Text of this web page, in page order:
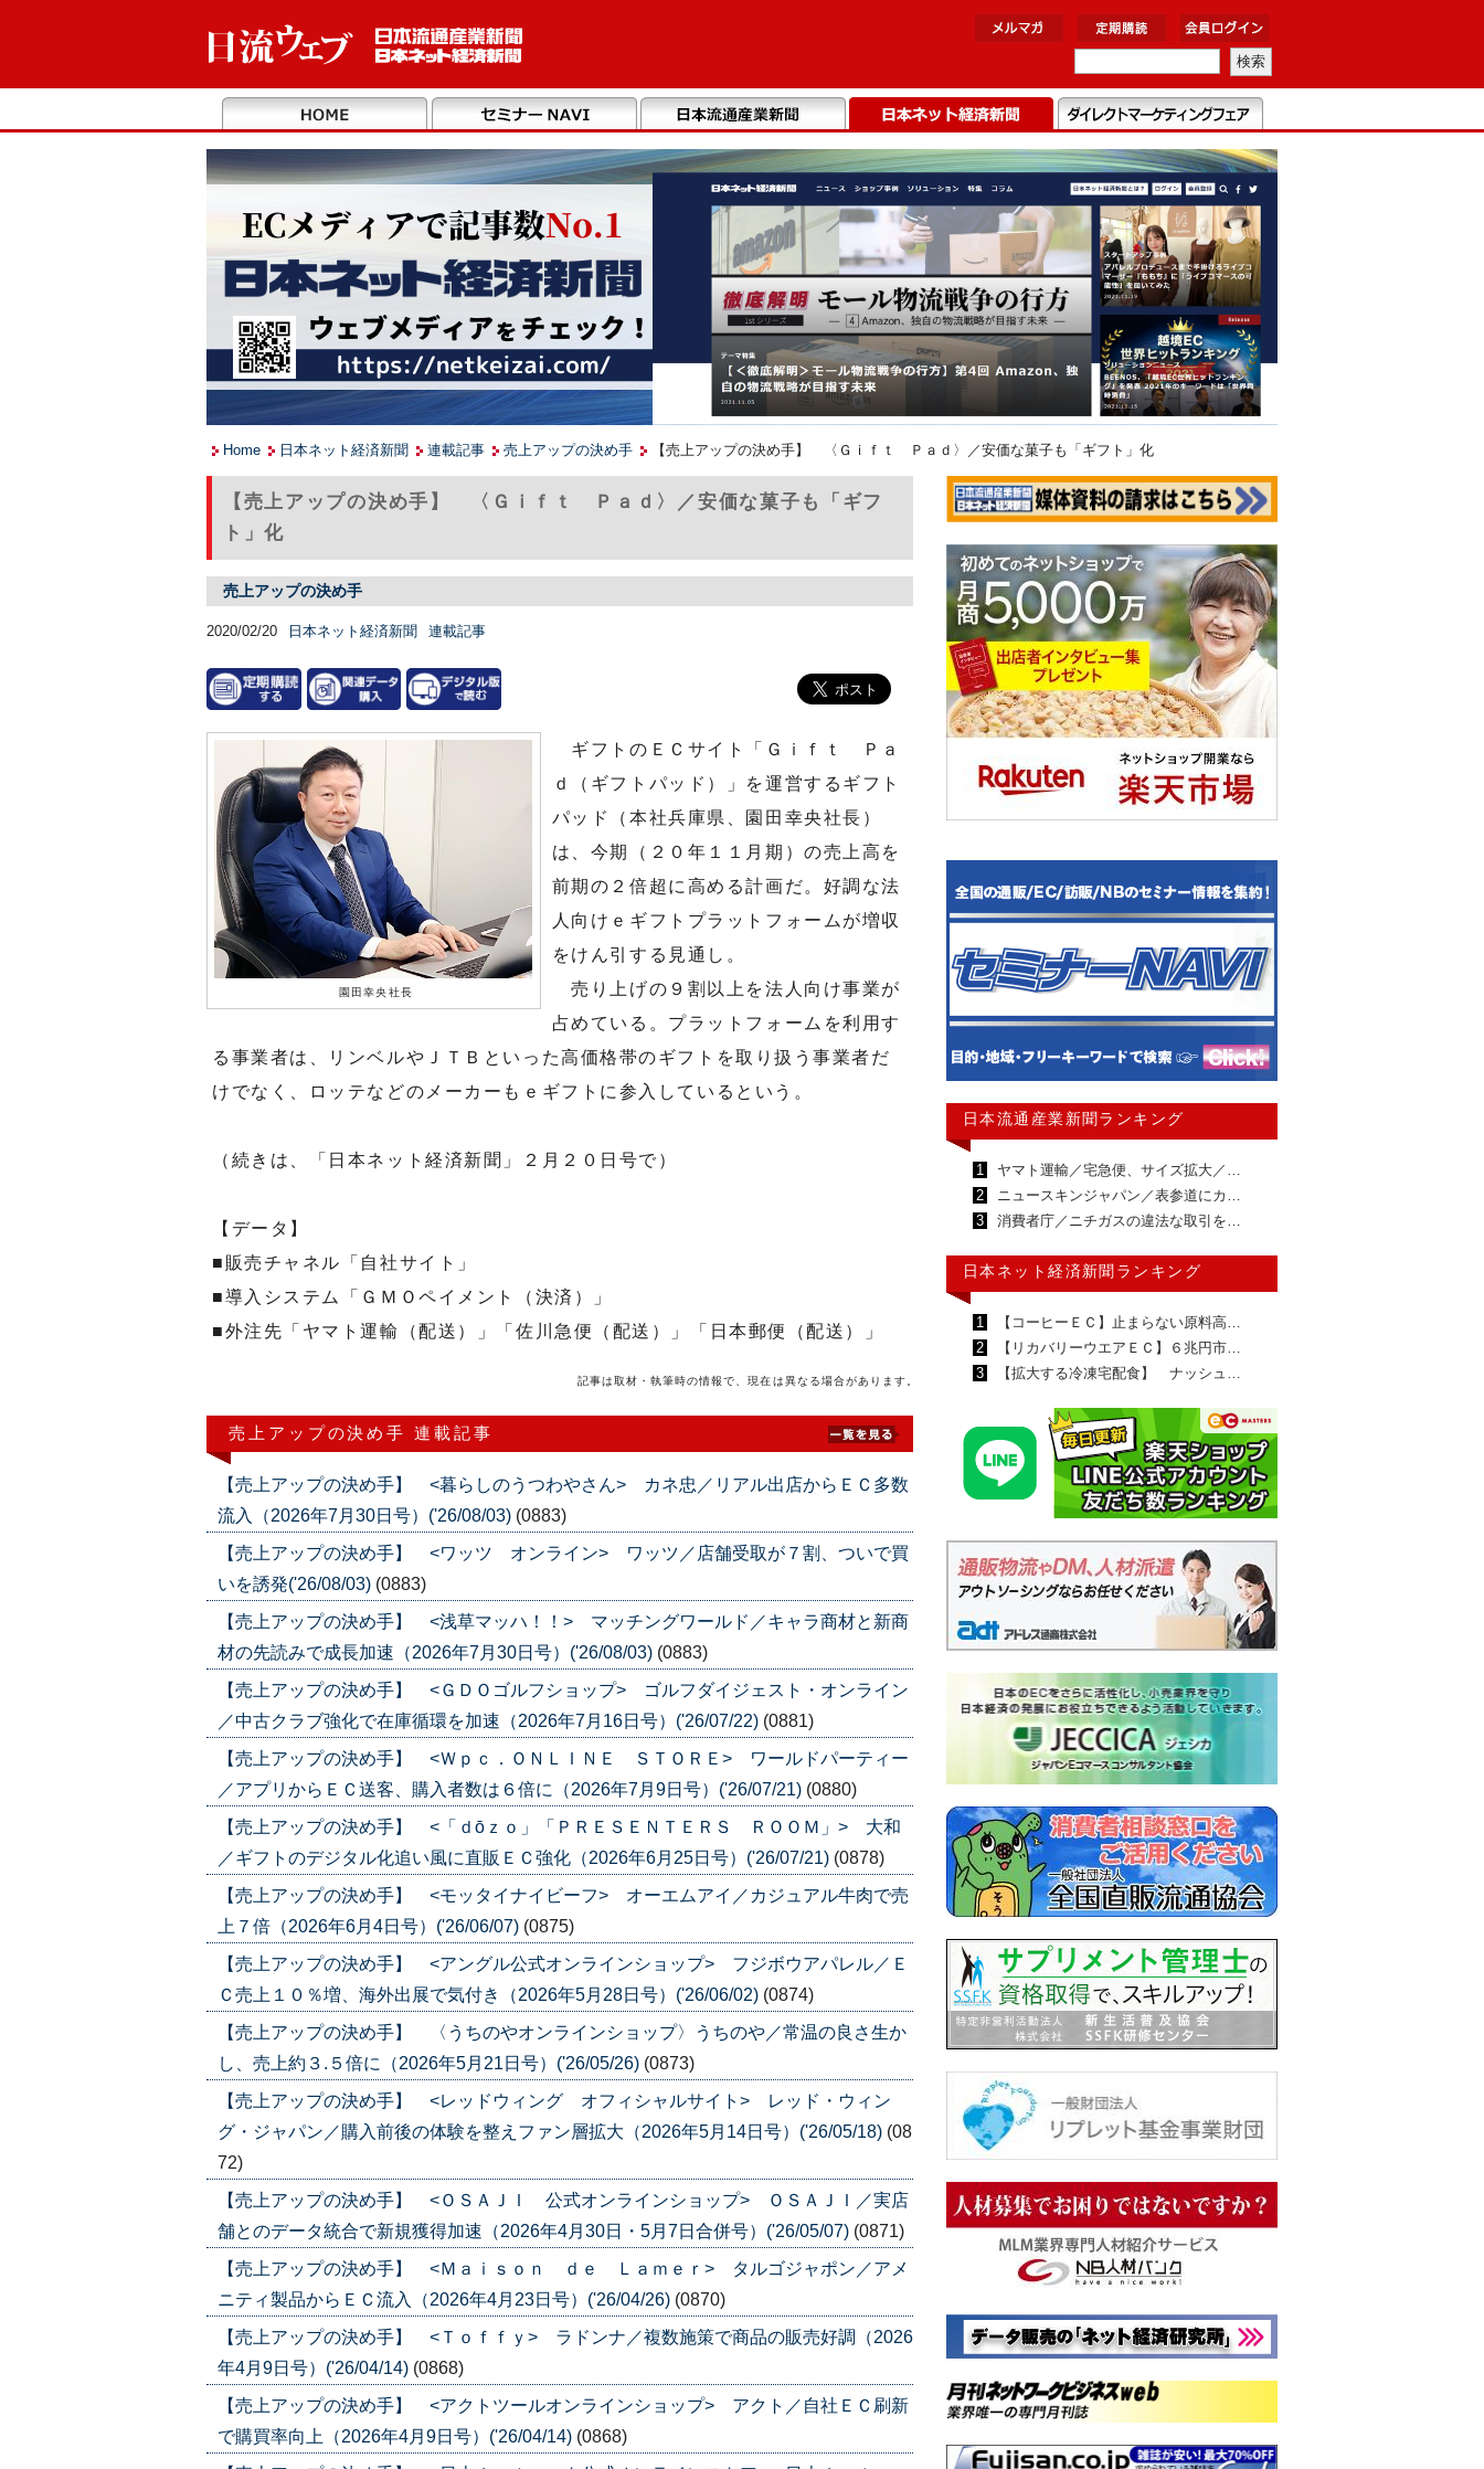
Home 日本ネット経済新聞 連載記事 売上アップの決め手 【売上アップの決め手】 〈Ｇｉｆｔ Ｐａｄ〉／安価な菓子も「ギフト」化
【売上アップの決め手】 〈Ｇｉｆｔ Ｐａｄ〉／安価な菓子も「ギフ
ト」化
売上アップの決め手
2020/02/20 日本ネット経済新聞 連載記事
園田幸央社長
ギフトのＥＣサイト「Ｇｉｆｔ Ｐａ
ｄ（ギフトパッド）」を運営するギフト
パッド（本社兵庫県、園田幸央社長）
は、今期（２０年１１月期）の売上高を
前期の２倍超に高める計画だ。好調な法
人向けｅギフトプラットフォームが増収
をけん引する見通し。
売り上げの９割以上を法人向け事業が
占めている。プラットフォームを利用す
る事業者は、リンベルやＪＴＢといった高価格帯のギフトを取り扱う事業者だ
けでなく、ロッテなどのメーカーもｅギフトに参入しているという。
（続きは、「日本ネット経済新聞」２月２０日号で）
【データ】
■販売チャネル「自社サイト」
■導入システム「ＧＭＯペイメント（決済）」
■外注先「ヤマト運輸（配送）」「佐川急便（配送）」「日本郵便（配送）」
記事は取材・執筆時の情報で、現在は異なる場合があります。
売上アップの決め手 連載記事
【売上アップの決め手】 <暮らしのうつわやさん> カネ忠／リアル出店からＥＣ多数
流入（2026年7月30日号）('26/08/03) (0883)
【売上アップの決め手】 <ワッツ オンライン> ワッツ／店舗受取が７割、ついで買
いを誘発('26/08/03) (0883)
【売上アップの決め手】 <浅草マッハ！！> マッチングワールド／キャラ商材と新商
材の先読みで成長加速（2026年7月30日号）('26/08/03) (0883)
【売上アップの決め手】 <ＧＤＯゴルフショップ> ゴルフダイジェスト・オンライン
／中古クラブ強化で在庫循環を加速（2026年7月16日号）('26/07/22) (0881)
【売上アップの決め手】 <Ｗｐｃ．ＯＮＬＩＮＥ ＳＴＯＲＥ> ワールドパーティー
／アプリからＥＣ送客、購入者数は６倍に（2026年7月9日号）('26/07/21) (0880)
【売上アップの決め手】 <「ｄōｚｏ」「ＰＲＥＳＥＮＴＥＲＳ ＲＯＯＭ」> 大和
／ギフトのデジタル化追い風に直販ＥＣ強化（2026年6月25日号）('26/07/21) (0878)
【売上アップの決め手】 <モッタイナイビーフ> オーエムアイ／カジュアル牛肉で売
上７倍（2026年6月4日号）('26/06/07) (0875)
【売上アップの決め手】 <アングル公式オンラインショップ> フジボウアパレル／Ｅ
Ｃ売上１０％増、海外出展で気付き（2026年5月28日号）('26/06/02) (0874)
【売上アップの決め手】 〈うちのやオンラインショップ〉うちのや／常温の良さ生か
し、売上約３.５倍に（2026年5月21日号）('26/05/26) (0873)
【売上アップの決め手】 <レッドウィング オフィシャルサイト> レッド・ウィン
グ・ジャパン／購入前後の体験を整えファン層拡大（2026年5月14日号）('26/05/18) (08
72)
【売上アップの決め手】 <ＯＳＡＪＩ 公式オンラインショップ> ＯＳＡＪＩ／実店
舗とのデータ統合で新規獲得加速（2026年4月30日・5月7日合併号）('26/05/07) (0871)
【売上アップの決め手】 <Ｍａｉｓｏｎ ｄｅ Ｌａｍｅｒ> タルゴジャポン／アメ
ニティ製品からＥＣ流入（2026年4月23日号）('26/04/26) (0870)
【売上アップの決め手】 <Ｔｏｆｆｙ> ラドンナ／複数施策で商品の販売好調（2026
年4月9日号）('26/04/14) (0868)
【売上アップの決め手】 <アクトツールオンラインショップ> アクト／自社ＥＣ刷新
で購買率向上（2026年4月9日号）('26/04/14) (0868)
日本流通産業新聞ランキング
1
ヤマト運輸／宅急便、サイズ拡大／…
2
ニュースキンジャパン／表参道にカ…
3
消費者庁／ニチガスの違法な取引を…
日本ネット経済新聞ランキング
1
【コーヒーＥＣ】止まらない原料高…
2
【リカバリーウエアＥＣ】６兆円市…
3
【拡大する冷凍宅配食】 ナッシュ…